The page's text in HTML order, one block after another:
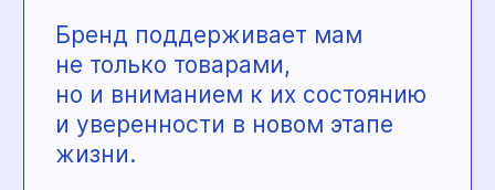
будут востребованы завтра.
Каждые выходныеАлгоритмика
проводит бесплатные мастер-
классы. Дети создают
собственные IT-проекты
и «оживляют» персонажей